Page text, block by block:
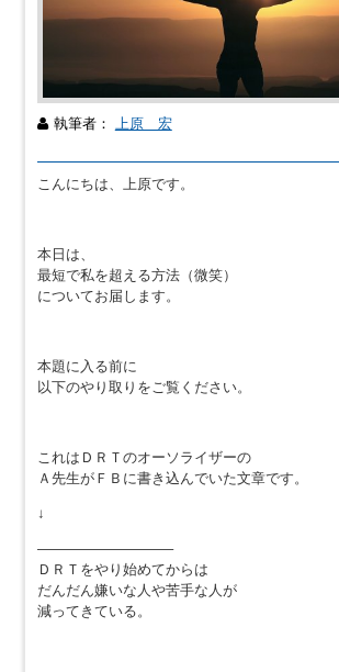
執筆者： 上原 宏
こんにちは、上原です。
本日は、
最短で私を超える方法（微笑）
についてお届します。
本題に入る前に
以下のやり取りをご覧ください。
これはＤＲＴのオーソライザーの
Ａ先生がＦＢに書き込んでいた文章です。
↓
—————————–
ＤＲＴをやり始めてからは
だんだん嫌いな人や苦手な人が
減ってきている。